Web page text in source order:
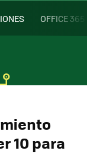
OFFICE 365
10 para